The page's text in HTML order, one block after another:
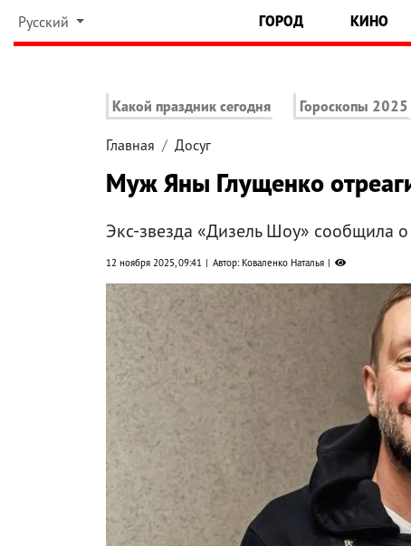
Русский ГОРОД КИНО
Какой праздник сегодня Гороскопы 2025
Главная Досуг
Муж Яны Глущенко
Экс-звезда «Дизель Шоу» сообщила
12 ноября 2025, 09:41 Автор: Коваленко Наталья